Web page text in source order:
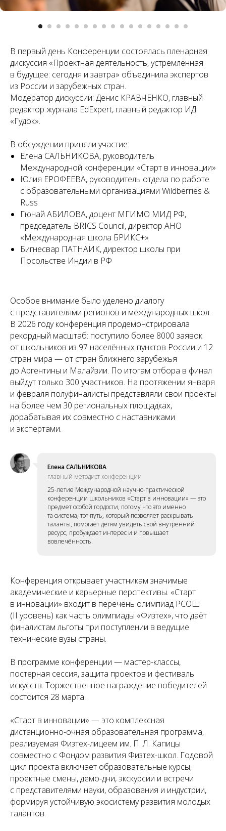
В первый день Конференции состоялась пленарная
дискуссия «Проектная деятельность, устремлённая
в будущее: сегодня и завтра» объединила экспертов
из России и зарубежных стран.
Модератор дискуссии: Денис КРАВЧЕНКО, главный
редактор журнала EdEхpert, главный редактор ИД
«Гудок».
В обсуждении приняли участие:
Елена САЛЬНИКОВА, руководитель
Международной конференции «Старт в инновации»
Юлия ЕРОФЕЕВА, руководитель отдела по работе
с образовательными организациями Wildberries &
Russ
Гюнай АБИЛОВА, доцент МГИМО МИД РФ,
председатель BRICS Council, директор АНО
«Международная школа БРИКС+»
Бигнесвар ПАТНАИК, директор школы при
Посольстве Индии в РФ
Особое внимание было уделено диалогу
с представителями регионов и международных школ.
В 2026 году конференция продемонстрировала
рекордный масштаб: поступило более 8000 заявок
от школьников из 97 населённых пунктов России и 12
стран мира — от стран ближнего зарубежья
до Аргентины и Малайзии. По итогам отбора в финал
выйдут только 300 участников. На протяжении января
и февраля полуфиналисты представляли свои проекты
на более чем 30 региональных площадках,
дорабатывая их совместно с наставниками
и экспертами.
Елена САЛЬНИКОВА
главный методист конференции
25-летие Международной научно-практической
конференции школьников «Старт в инновации» — это
предмет особой гордости, потому что это именно
та система, тот путь, который позволяет раскрывать
таланты, помогает детям увидеть свой внутренний
ресурс, пробуждает интерес и и повышает
вовлечённость.
Конференция открывает участникам значимые
академические и карьерные перспективы. «Старт
в инновации» входит в перечень олимпиад РСОШ
(II уровень) как часть олимпиады «Физтех», что даёт
финалистам льготы при поступлении в ведущие
технические вузы страны.
В программе конференции — мастер-классы,
постерная сессия, защита проектов и фестиваль
искусств. Торжественное награждение победителей
состоится 28 марта.
«Старт в инновации» — это комплексная
дистанционно-очная образовательная программа,
реализуемая Физтех-лицеем им. П. Л. Капицы
совместно с Фондом развития Физтех-школ. Годовой
цикл проекта включает образовательные курсы,
проектные смены, демо-дни, экскурсии и встречи
с представителями науки, образования и индустрии,
формируя устойчивую экосистему развития молодых
талантов.